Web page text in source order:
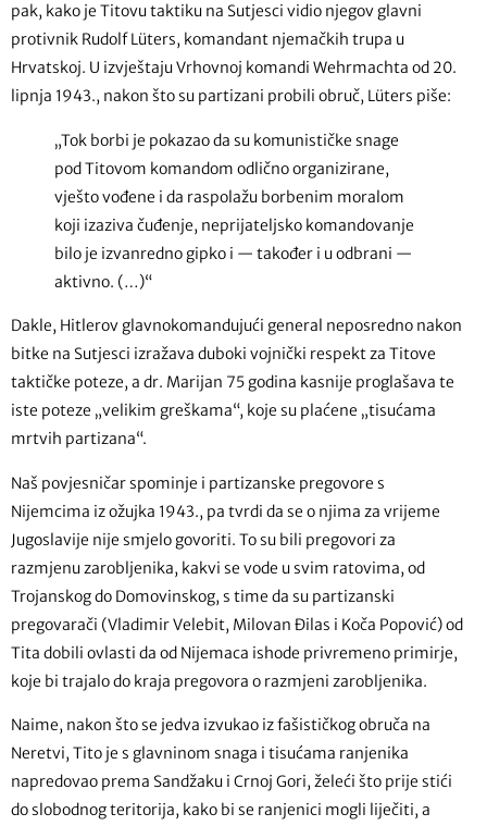
pak, kako je Titovu taktiku na Sutjesci vidio njegov glavni
protivnik Rudolf Lüters, komandant njemačkih trupa u
Hrvatskoj. U izvještaju Vrhovnoj komandi Wehrmachta od 20.
lipnja 1943., nakon što su partizani probili obruč, Lüters piše:
„Tok borbi je pokazao da su komunističke snage
pod Titovom komandom odlično organizirane,
vješto vođene i da raspolažu borbenim moralom
koji izaziva čuđenje, neprijateljsko komandovanje
bilo je izvanredno gipko i — također i u odbrani —
aktivno. (…)“
Dakle, Hitlerov glavnokomandujući general neposredno nakon
bitke na Sutjesci izražava duboki vojnički respekt za Titove
taktičke poteze, a dr. Marijan 75 godina kasnije proglašava te
iste poteze „velikim greškama“, koje su plaćene „tisućama
mrtvih partizana“.
Naš povjesničar spominje i partizanske pregovore s
Nijemcima iz ožujka 1943., pa tvrdi da se o njima za vrijeme
Jugoslavije nije smjelo govoriti. To su bili pregovori za
razmjenu zarobljenika, kakvi se vode u svim ratovima, od
Trojanskog do Domovinskog, s time da su partizanski
pregovarači (Vladimir Velebit, Milovan Đilas i Koča Popović) od
Tita dobili ovlasti da od Nijemaca ishode privremeno primirje,
koje bi trajalo do kraja pregovora o razmjeni zarobljenika.
Naime, nakon što se jedva izvukao iz fašističkog obruča na
Neretvi, Tito je s glavninom snaga i tisućama ranjenika
napredovao prema Sandžaku i Crnoj Gori, želeći što prije stići
do slobodnog teritorija, kako bi se ranjenici mogli liječiti, a